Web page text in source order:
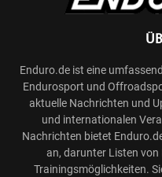
Enduro.de ist eine
Endurosport und
aktuelle Nachrichten und
und internationalen
Nachrichten bietet
an, darunter Listen von
Trainingsmöglichkeiten.